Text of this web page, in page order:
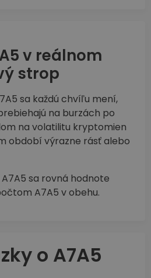
v reálnom
strop
sa každú chvíľu mení,
na burzách po
na volatilitu kryptomien
období výrazne rásť alebo
sa rovná hodnote
A7A5 v obehu.
o A7A5